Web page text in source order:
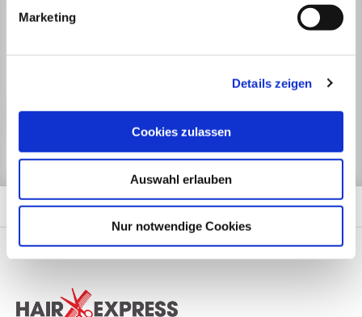
Marketing
Details zeigen
Cookies zulassen
Auswahl erlauben
Nur notwendige Cookies
KONTAKT.
Jetzt anmelden